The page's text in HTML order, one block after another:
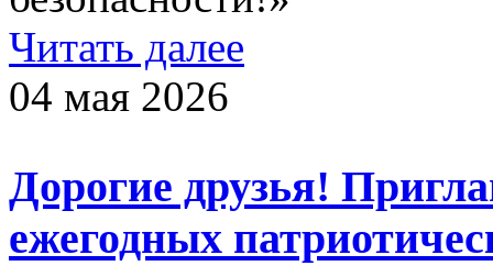
Читать далее
04 мая 2026
Дорогие друзья!
ежегодных